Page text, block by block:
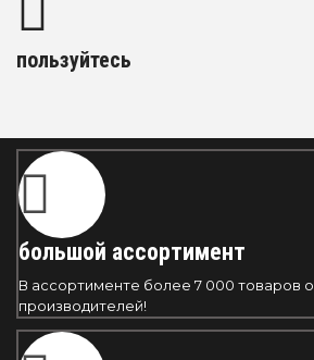
пользуйтесь
большой ассортимент
В ассортименте более 7 000 товаров
производителей!